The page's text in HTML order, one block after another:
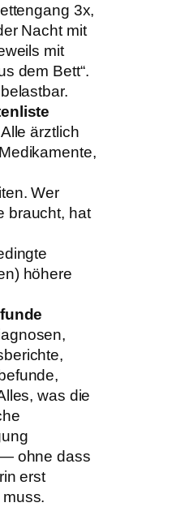
3x,
Nacht mit
mit
dem Bett“.
Alle ärztlich
Wer
braucht, hat
höhere
was die
ohne dass
erst